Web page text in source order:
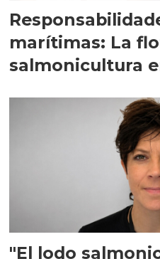
marítimas: La
salmonicultura
"El lodo